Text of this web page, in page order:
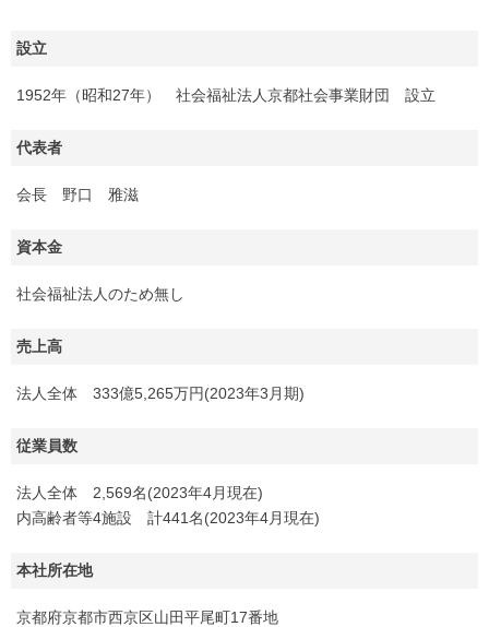
設立
1952年（昭和27年） 社会福祉法人京都社会事業財団 設立
代表者
会長 野口 雅滋
資本金
社会福祉法人のため無し
売上高
法人全体 333億5,265万円(2023年3月期)
従業員数
法人全体 2,569名(2023年4月現在)
内高齢者等4施設 計441名(2023年4月現在)
本社所在地
京都府京都市西京区山田平尾町17番地